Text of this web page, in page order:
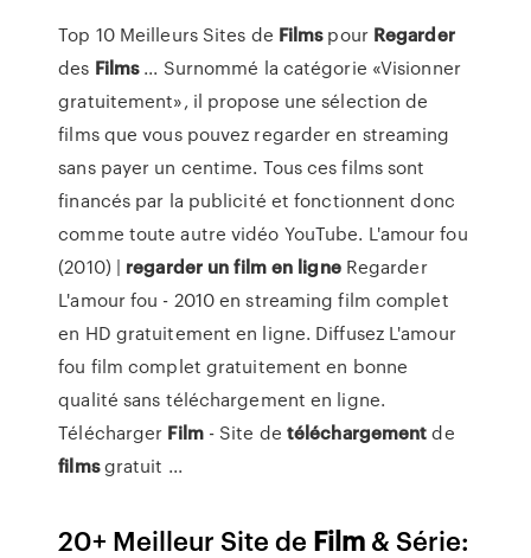
Top 10 Meilleurs Sites de Filmspour Regarder
des Films... Surnommé la catégorie «Visionner
gratuitement», il propose une sélection de
films que vous pouvez regarder en streaming
sans payer un centime. Tous ces films sont
financés par la publicité et fonctionnent donc
comme toute autre vidéo YouTube. L'amour fou
(2010) | regarder un filmen ligneRegarder
L'amour fou - 2010 en streaming film complet
en HD gratuitement en ligne. Diffusez L'amour
fou film complet gratuitement en bonne
qualité sans téléchargement en ligne.
Télécharger Film- Site de téléchargementde
filmsgratuit ...
20+ Meilleur Site de Film & Série: